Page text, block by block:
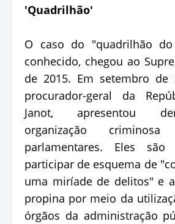
'Quadrilhão'
O caso do "quadrilhão
conhecido, chegou ao
de 2015. Em setembro de
procurador-geral da
Janot, apresentou
organização
parlamentares. Eles são
participar de esquema de
uma miríade de delitos" e
propina por meio da
órgãos da administração